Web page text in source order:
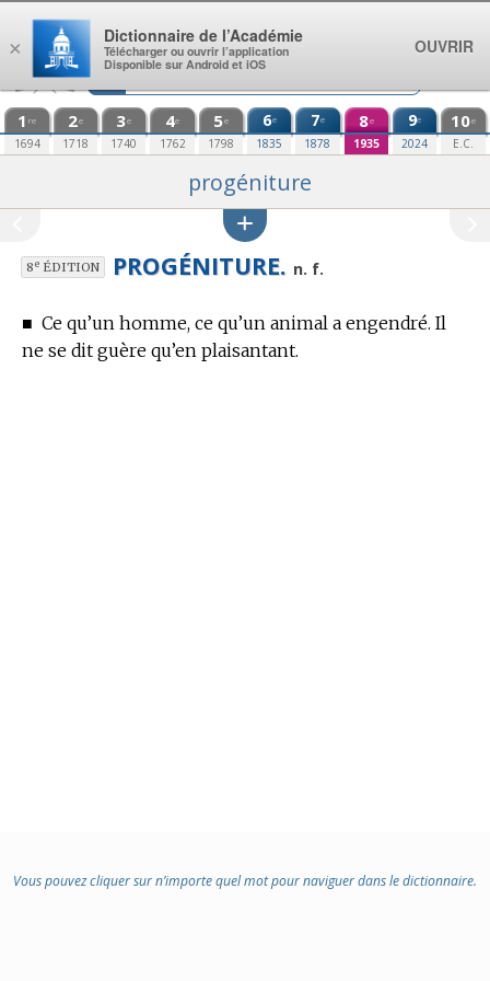
Aller au contenu
1 re
1694
2e
1718
3e
1740
4e
1762
5e
1798
6e
1835
7e
1878
8e
1935
9e
2024
10e
E.C.
progéniture
8eÉDITION PROGÉNITURE. n. f.
■ Ce qu’un homme, ce qu’un animal a engendré. Il
ne se dit guère qu’en plaisantant.
Vous pouvez cliquer sur n’importe quel mot pour naviguer dans le dictionnaire.
×
Dictionnaire de l’Académie
Télécharger ou ouvrir l’application
Disponible sur Android et iOS
OUVRIR